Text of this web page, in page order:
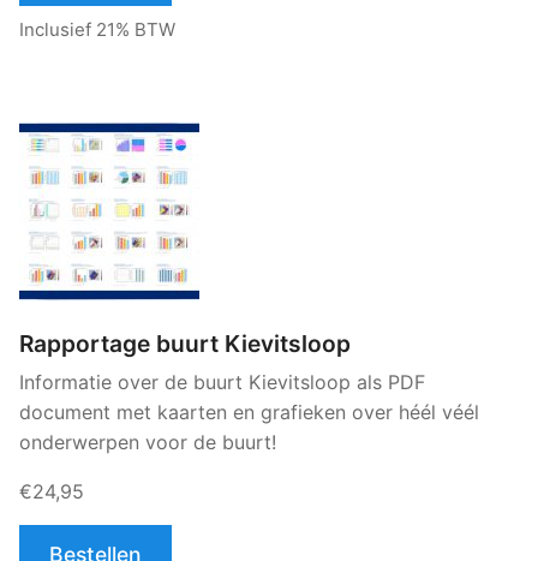
Inclusief 21% BTW
Rapportage buurt Kievitsloop
Informatie over de buurt Kievitsloop als PDF
document met kaarten en grafieken over héél véél
onderwerpen voor de buurt!
€24,95
Bestellen